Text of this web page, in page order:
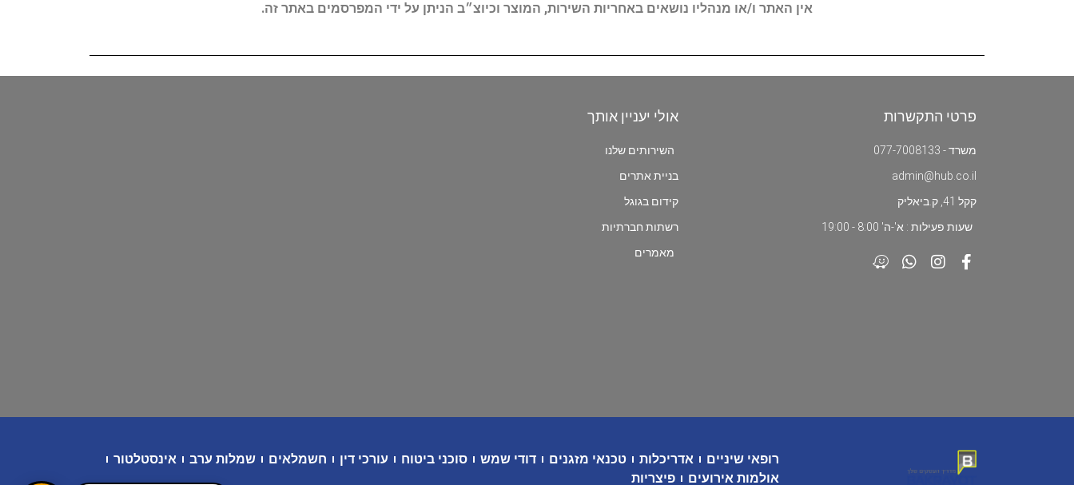
אין האתר ו/או מנהליו נושאים באחריות השירות, המוצר וכיוצ״ב הניתן על ידי המפרסמים באתר זה.
פרטי התקשרות
משרד - 077-7008133
admin@hub.co.il
קקל 41, ק.ביאליק
שעות פעילות : א'-ה' 8:00 - 19:00
אולי יעניין אותך
השירותים שלנו
בניית אתרים
קידום בגוגל
רשתות חברתיות
מאמרים
רופאי שיניים אדריכלות טכנאי מזגנים דודי שמש סוכני ביטוח עורכי דין חשמלאים שמלות ערב
אינסטלטור
אולמות אירועים
פיצריות